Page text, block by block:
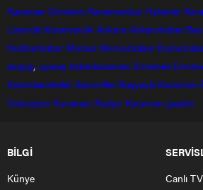
Karaman Gündem Karamandan Haberler
Larende Karaman24 Ankara Ankarahaber
Nalıhanhaber Memur Memurhaber
asayiş, uyanış haberkaraman Ermenek
Kazımkarabekir Sarıveliler Başyayla Karaman
Televizyon Karaman Radyo Karaman gazete
BİLGİ
Künye
Canlı TV